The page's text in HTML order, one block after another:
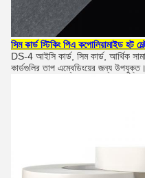
সিম কার্ড স্টিকিং পিএ কপোলিয়ামাইড হট
DS-4 আইসি কার্ড, সিম কার্ড, আর্থিক
কার্ডগুলির তাপ এম্বেডিংয়ের জন্য উপযুক্ত।